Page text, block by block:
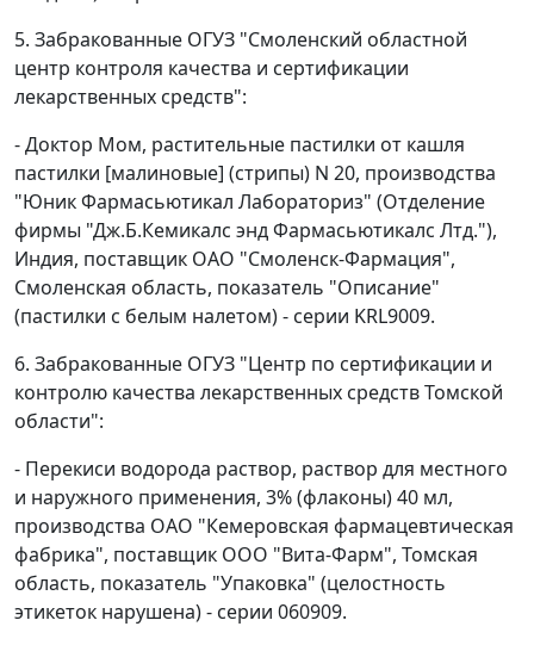
5. Забракованные ОГУЗ "Смоленский областной
центр контроля качества и сертификации
лекарственных средств":
- Доктор Мом, растительные пастилки от кашля
пастилки [малиновые] (стрипы) N 20, производства
"Юник Фармасьютикал Лабораториз" (Отделение
фирмы "Дж.Б.Кемикалс энд Фармасьютикалс Лтд."),
Индия, поставщик ОАО "Смоленск-Фармация",
Смоленская область, показатель "Описание"
(пастилки с белым налетом) - серии KRL9009.
6. Забракованные ОГУЗ "Центр по сертификации и
контролю качества лекарственных средств Томской
области":
- Перекиси водорода раствор, раствор для местного
и наружного применения, 3% (флаконы) 40 мл,
производства ОАО "Кемеровская фармацевтическая
фабрика", поставщик ООО "Вита-Фарм", Томская
область, показатель "Упаковка" (целостность
этикеток нарушена) - серии 060909.